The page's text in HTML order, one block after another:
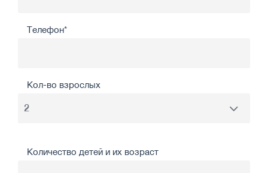
Телефон*
Кол-во взрослых
Количество детей и их возраст